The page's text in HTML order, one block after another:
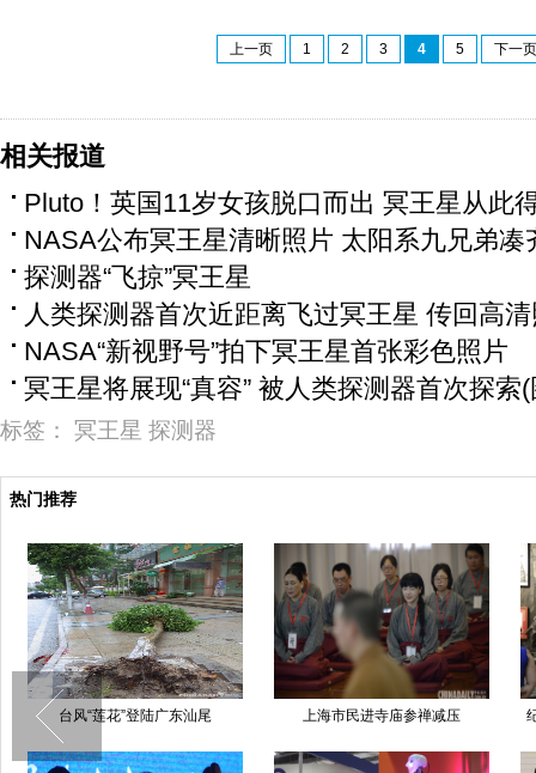
上一页 1 2 3 4 5 下一页
相关报道
Pluto！英国11岁女孩脱口而出 冥王星从此
NASA公布冥王星清晰照片 太阳系九兄弟凑
探测器“飞掠”冥王星
人类探测器首次近距离飞过冥王星 传回高
NASA“新视野号”拍下冥王星首张彩色照片
冥王星将展现“真容” 被人类探测器首次探索
标签： 冥王星 探测器
热门推荐
台风“莲花”登陆广东汕尾 上海市民进寺庙参禅减压